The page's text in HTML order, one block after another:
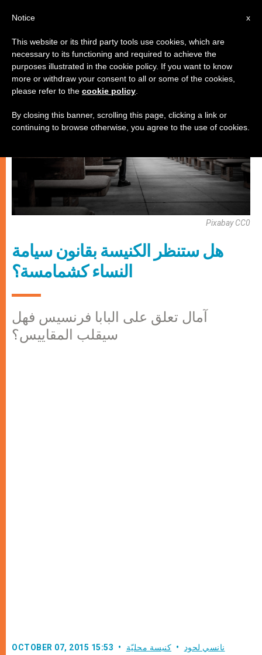
كنيسة محليّة
Pixabay CC0
هل ستنظر الكنيسة بقانون سيامة
النساء كشمامسة؟
آمال تعلق على البابا فرنسيس فهل
سيقلب المقاييس؟
OCTOBER 07, 2015 15:53 نانسي لحود كنيسة محليّة
x
Notice
This website or its third party tools use cookies, which are
necessary to its functioning and required to achieve the
purposes illustrated in the cookie policy. If you want to know
more or withdraw your consent to all or some of the cookies,
please refer to the cookie policy
By closing this banner, scrolling this page, clicking a link or
continuing to browse otherwise, you agree to the use of cookies.